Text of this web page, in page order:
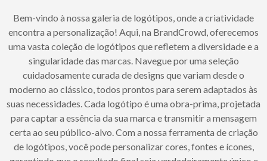
Bem-vindo à nossa galeria de logótipos, onde a criatividade
encontra a personalização! Aqui, na BrandCrowd, oferecemos
uma vasta coleção de logótipos que refletem a diversidade e a
singularidade das marcas. Navegue por uma seleção
cuidadosamente curada de designs que variam desde o
moderno ao clássico, todos prontos para serem adaptados às
suas necessidades. Cada logótipo é uma obra-prima, projetada
para captar a essência da sua marca e transmitir a mensagem
certa ao seu público-alvo. Com a nossa ferramenta de criação
de logótipos, você pode personalizar cores, fontes e ícones,